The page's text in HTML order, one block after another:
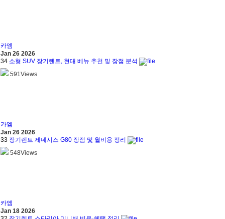
카엠
Jan 26 2026
34 소형 SUV 장기렌트, 현대 베뉴 추천 및 장점 분석
591Views
카엠
Jan 26 2026
33 장기렌트 제네시스 G80 장점 및 월비용 정리
548Views
카엠
Jan 18 2026